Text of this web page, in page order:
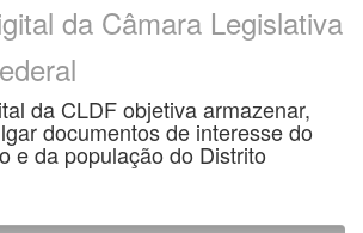
da Câmara Legislativa
da CLDF objetiva armazenar,
documentos de interesse do
e da população do Distrito